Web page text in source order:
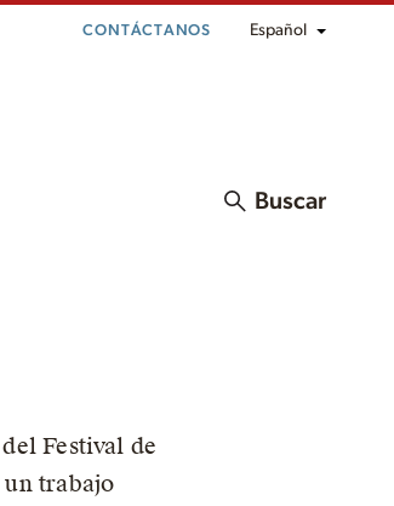
CONTÁCTANOS Español
Buscar
Festival de
un trabajo